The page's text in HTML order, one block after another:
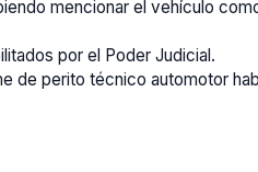
mencionar el vehículo
por el Poder Judicial.
de perito técnico automotor